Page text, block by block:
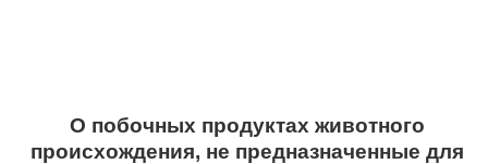
О побочных продуктах животного
происхождения, не предназначенные для